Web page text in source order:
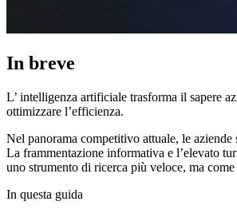
In breve
L’ intelligenza artificiale trasforma il sapere
ottimizzare l’efficienza.
Nel panorama competitivo attuale, le
La frammentazione informativa e l’elevato
uno strumento di ricerca più veloce, ma
In questa guida